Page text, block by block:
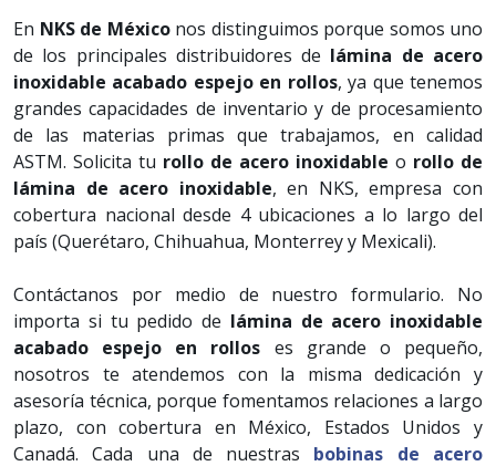
En NKS de Méxiconos distinguimos porque somos uno
de los principales distribuidores de lámina de acero
inoxidable acabado espejo en rollos, ya que tenemos
grandes capacidades de inventario y de procesamiento
de las materias primas que trabajamos, en calidad
ASTM. Solicita tu rollo de acero inoxidable o rollo de
lámina de acero inoxidable, en NKS, empresa con
cobertura nacional desde 4 ubicaciones a lo largo del
país (Querétaro, Chihuahua, Monterrey y Mexicali).
Contáctanos por medio de nuestro formulario. No
importa si tu pedido de lámina de acero inoxidable
acabado espejo en rollos es grande o pequeño,
nosotros te atendemos con la misma dedicación y
asesoría técnica, porque fomentamos relaciones a largo
plazo, con cobertura en México, Estados Unidos y
Canadá. Cada una de nuestras bobinas de acero